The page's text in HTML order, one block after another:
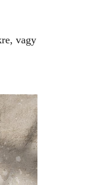
vagy